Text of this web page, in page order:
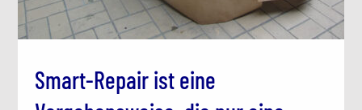
Smart-Repair ist eine